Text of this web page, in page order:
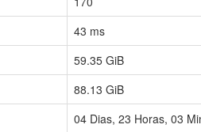
43 ms
59.35 GiB
88.13 GiB
04 Dias, 23 Horas, 03